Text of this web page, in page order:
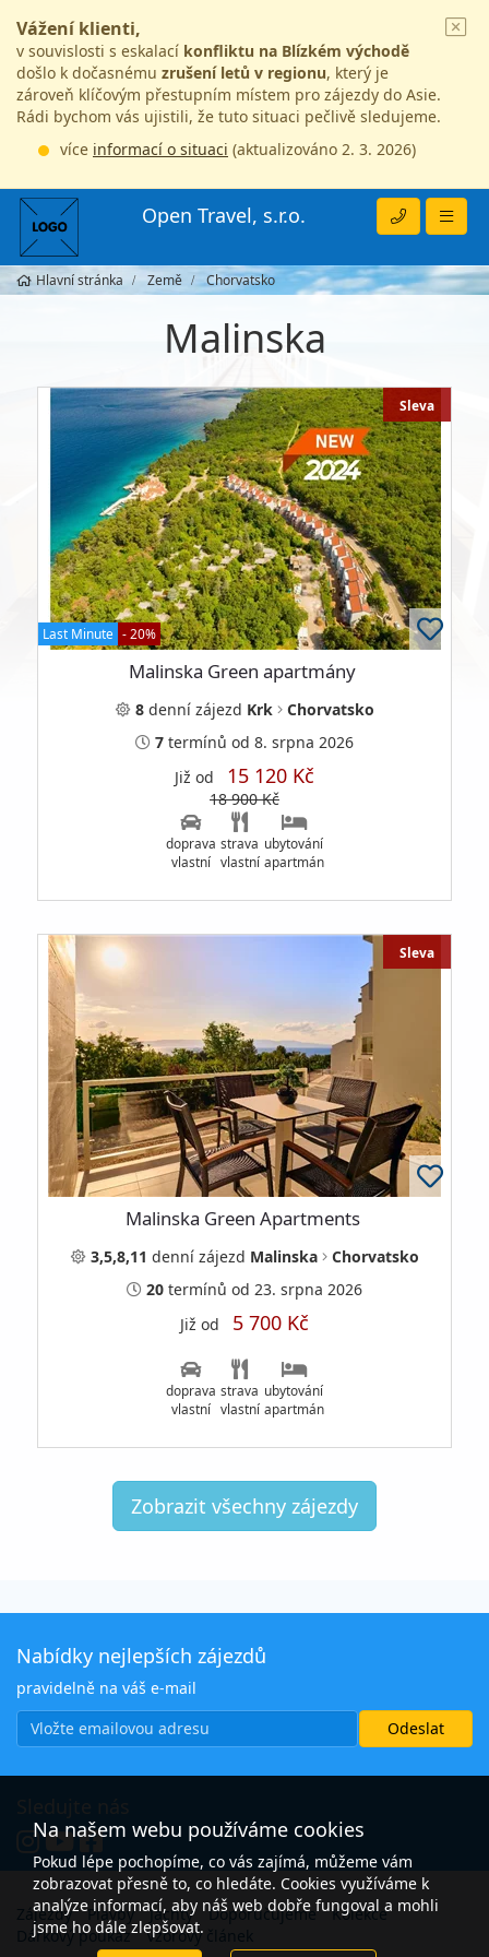
Vážení klienti,
v souvislosti s eskalací konfliktu na Blízkém východě
došlo k dočasnému zrušení letů v regionu, který je
zároveň klíčovým přestupním místem pro zájezdy do Asie.
Rádi bychom vás ujistili, že tuto situaci pečlivě sledujeme.
více informací o situaci (aktualizováno 2. 3. 2026)
Open Travel, s.r.o.
Hlavní stránka Země Chorvatsko
Malinska
Sleva
Last Minute - 20%
Malinska Green apartmány
8dennízájezd Krk
Chorvatsko
7 termínů od 8. srpna 2026
Již od 15 120 Kč
18 900 Kč
doprava
vlastní
strava
vlastní
ubytování
apartmán
Sleva
Malinska Green Apartments
3,5,8,11 dennízájezd Malinska
Chorvatsko
20 termínů od 23. srpna 2026
Již od 5 700 Kč
doprava
vlastní
strava
vlastní
ubytování
apartmán
Zobrazit všechny zájezdy
Nabídky nejlepších zájezdů
pravidelně na váš e-mail
Zájezdy Plavby Jachty Doporučujeme
Kolekce
Dárkový poukaz
Vzorový článek
Na našem webu používáme cookies
Pokud lépe pochopíme, co vás zajímá, můžeme vám
zobrazovat přesně to, co hledáte. Cookies využíváme k
analýze informací, aby náš web dobře fungoval a mohli
jsme ho dále zlepšovat.